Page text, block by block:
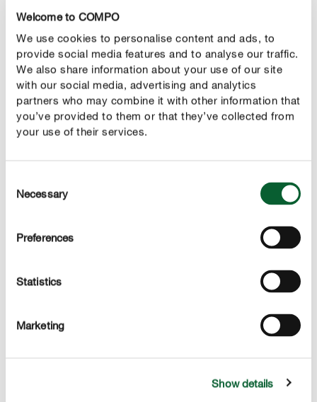
Welcome to COMPO
We use cookies to personalise content and ads, to
provide social media features and to analyse our traffic.
We also share information about your use of our site
with our social media, advertising and analytics
partners who may combine it with other information that
you’ve provided to them or that they’ve collected from
your use of their services.
Selection
Necessary
Preferences
Statistics
Marketing
Show details
CORRECT VERZORGEN
Kaasjeskruid verzorgen
Water geven
Kaasjeskruid heeft zijn habitat op akkers en in
bosweiden en is dusniet afhankelijk van aanvullend
watergeven. Bij lang aanhoudende droogteperioden
Bemesting
uitput voor een weelderige bloei, is het met name in het
vanvloeibare meststof
kaasjeskruid de hele zomer lang door.
van de afgestorven